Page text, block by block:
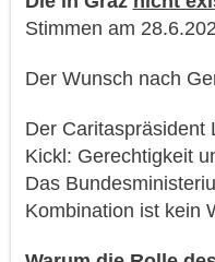
Stimmen am
Der Wunsch nach
Der Caritaspräsident
Kickl: Gerechtigkeit
Das
Kombination ist kein